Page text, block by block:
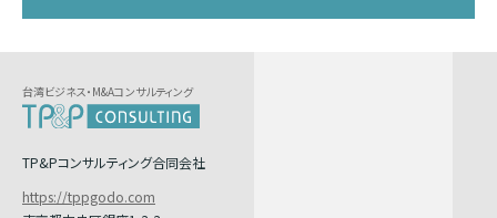
台湾ビジネス・M&Aコンサルティング
TP&Pコンサルティング合同会社
https://tppgodo.com